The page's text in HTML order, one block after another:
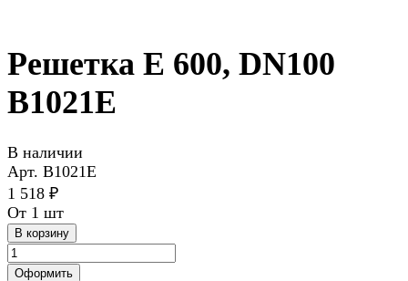
Решетка E 600, DN100
В1021E
В наличии
Арт. В1021Е
1 518 ₽
От 1 шт
В корзину
Оформить